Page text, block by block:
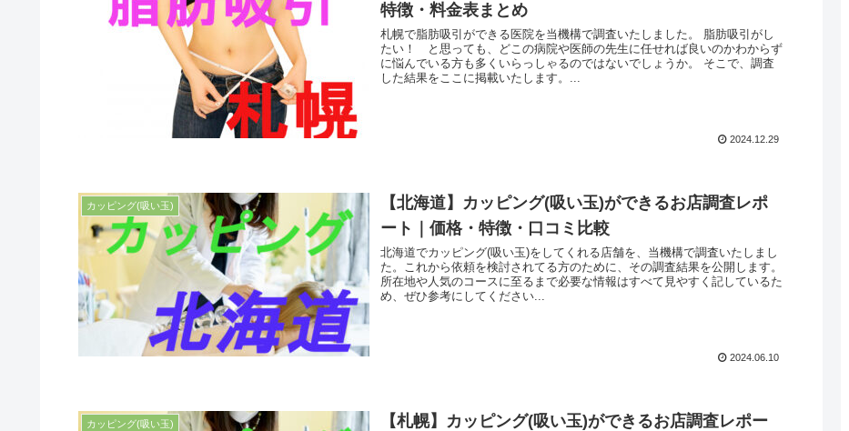
特徴・料金表まとめ
札幌で脂肪吸引ができる医院を当機構で調査いたしました。 脂肪吸引がし
たい！ と思っても、どこの病院や医師の先生に任せれば良いのかわからず
に悩んでいる方も多くいらっしゃるのではないでしょうか。 そこで、調査
した結果をここに掲載いたします。...
2024.12.29
カッピング(吸い玉)
【北海道】カッピング(吸い玉)ができるお店調査レポ
ート｜価格・特徴・口コミ比較
北海道でカッピング(吸い玉)をしてくれる店舗を、当機構で調査いたしまし
た。これから依頼を検討されてる方のために、その調査結果を公開します。
所在地や人気のコースに至るまで必要な情報はすべて見やすく記しているた
め、ぜひ参考にしてください...
2024.06.10
カッピング(吸い玉)
【札幌】カッピング(吸い玉)ができるお店調査レポー